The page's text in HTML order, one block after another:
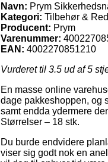
Navn: Prym
Kategori: Tilbehør &
Producent: Prym
Varenummer:
EAN: 4002270851210
Vurderet til 3.5 ud af 5
En masse online
dage pakkeshoppen, og
samt endda ydermere
Størrelser – 18 stk.
Du burde endvidere
viser sig godt nok en